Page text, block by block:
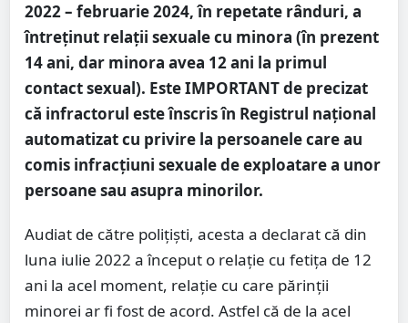
2022 – februarie 2024, în repetate rânduri, a
întreținut relații sexuale cu minora (în prezent
14 ani, dar minora avea 12 ani la primul
contact sexual). Este IMPORTANT de precizat
că infractorul este înscris în Registrul național
automatizat cu privire la persoanele care au
comis infracțiuni sexuale de exploatare a unor
persoane sau asupra minorilor.
Audiat de către polițiști, acesta a declarat că din
luna iulie 2022 a început o relație cu fetița de 12
ani la acel moment, relație cu care părinții
minorei ar fi fost de acord. Astfel că de la acel